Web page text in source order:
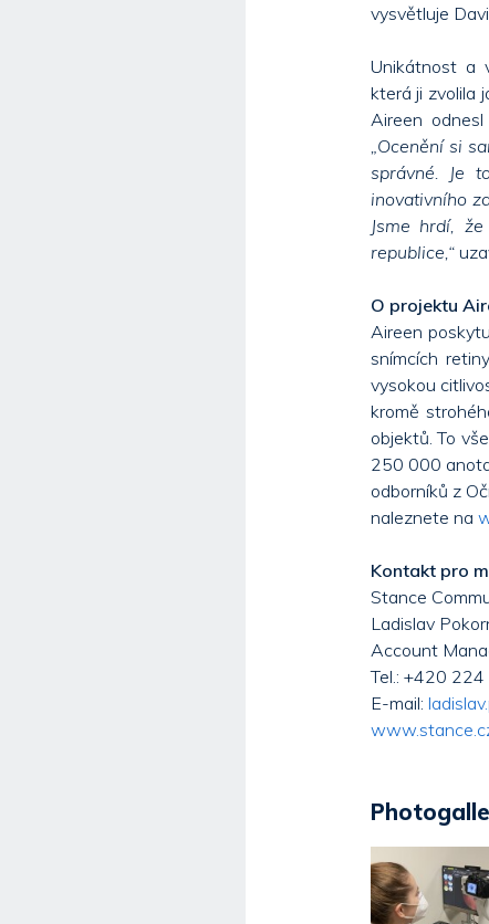
vysvětluje
Unikátnost a
která ji zvolila
Aireen
„Ocenění si
správné. Je
inovativního
Jsme hrdí,
republice,“
O projektu
Aireen
snímcích
vysokou
kromě
objektů. To
250 000
odborníků z
naleznete na
Kontakt pro
Stance
Ladislav
Account
Tel.: +420
E-mail: